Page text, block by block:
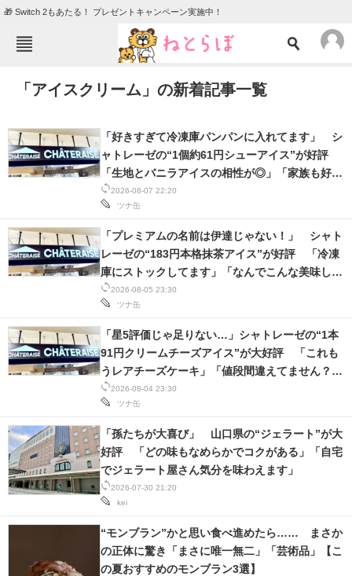
🎁 Switch 2もあたる！ プレゼントキャンペーン実施中！
TOP ニュース
グルメ 地域
会員記事
ITの今と未来を見通す
スマホと通信の最新トレンド
好きが集まる 比べて選べる
ビジネスと働き方のヒント
AI活用のいまが分かる
企業ITのトレンドを詳説
「アイスクリーム」の新着記事一覧
2026-08-07 22:20
ツナ缶
「好きすぎて冷凍庫パンパンに入れてます」 シ
ャトレーゼの“1個約61円シューアイス”が好評
「生地とバニラアイスの相性が◎」「家族も好き
で夏はストックしてる」
2026-08-05 23:30
ツナ缶
「プレミアムの名前は伊達じゃない！」 シャト
レーゼの“183円本格抹茶アイス”が好評 「冷凍
庫にストックしてます」「なんでこんな美味しい
ん？」
2026-08-04 23:30
ツナ缶
「星5評価じゃ足りない…」シャトレーゼの“1本
91円クリームチーズアイス”が大好評 「これも
うレアチーズケーキ」「値段間違えてません？」
「通年で販売して！」の声
2026-07-30 21:20
kei
「孫たちが大喜び」 山口県の“ジェラート”が大
好評 「どの味もなめらかでコクがある」「自宅
でジェラート屋さん気分を味わえます」
“モンブラン”かと思い食べ進めたら…… まさか
の正体に驚き「まさに唯一無二」「芸術品」【こ
の夏おすすめのモンブラン3選】